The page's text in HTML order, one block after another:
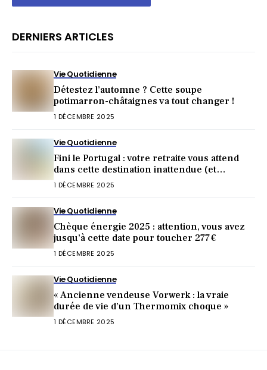
DERNIERS ARTICLES
Vie Quotidienne
Détestez l’automne ? Cette soupe
potimarron-châtaignes va tout changer !
1 DÉCEMBRE 2025
Vie Quotidienne
Fini le Portugal : votre retraite vous attend
dans cette destination inattendue (et
irrésistible) !
1 DÉCEMBRE 2025
Vie Quotidienne
Chèque énergie 2025 : attention, vous avez
jusqu’à cette date pour toucher 277 €
1 DÉCEMBRE 2025
Vie Quotidienne
« Ancienne vendeuse Vorwerk : la vraie
durée de vie d’un Thermomix choque »
1 DÉCEMBRE 2025